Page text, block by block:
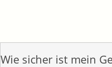
Wie sicher ist mein